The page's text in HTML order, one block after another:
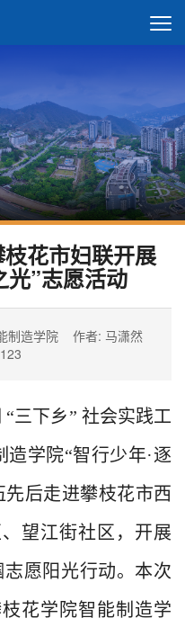
花市妇联开展
光”志愿活动
制造学院
作者: 马潇然
123
“三下乡” 社会实践工
造学院“智行少年·逐
后走进攀枝花市西
望江街社区，开展
志愿阳光行动。本次
花学院智能制造学